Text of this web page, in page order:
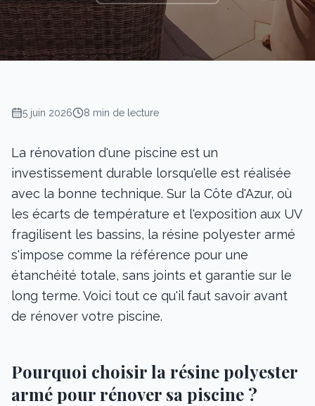
5 juin 2026 8 min de lecture
La rénovation d'une piscine est un
investissement durable lorsqu'elle est réalisée
avec la bonne technique. Sur la Côte d'Azur, où
les écarts de température et l'exposition aux UV
fragilisent les bassins, la résine polyester armé
s'impose comme la référence pour une
étanchéité totale, sans joints et garantie sur le
long terme. Voici tout ce qu'il faut savoir avant
de rénover votre piscine.
Pourquoi choisir la résine polyester
armé pour rénover sa piscine ?